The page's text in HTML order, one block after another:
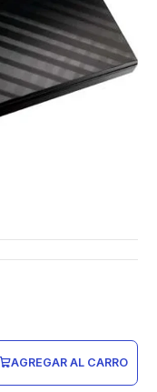
AGREGAR AL CARRO